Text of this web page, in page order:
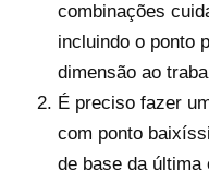
combinações
incluindo o ponto
dimensão ao
É preciso fazer
com ponto
de base da